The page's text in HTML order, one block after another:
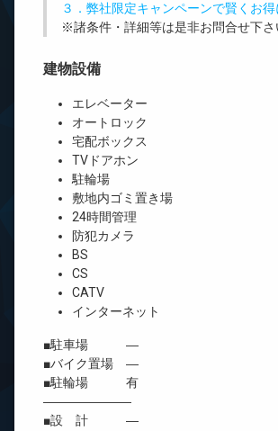
３．弊社限定キャンペーンで賢くお得
※諸条件・詳細等は是非お問合せ下さ
建物設備
エレベーター
オートロック
宅配ボックス
TVドアホン
駐輪場
敷地内ゴミ置き場
24時間管理
防犯カメラ
BS
CS
CATV
インターネット
■駐車場 ―
■バイク置場 ―
■駐輪場 有
―――――――
■設 計 ―